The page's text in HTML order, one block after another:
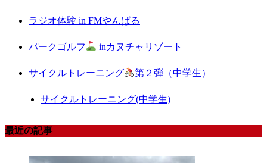
ラジオ体験 in FMやんばる
パークゴルフ inカヌチャリゾート
サイクルトレーニング 第２弾（中学生）
サイクルトレーニング(中学生)
最近の記事